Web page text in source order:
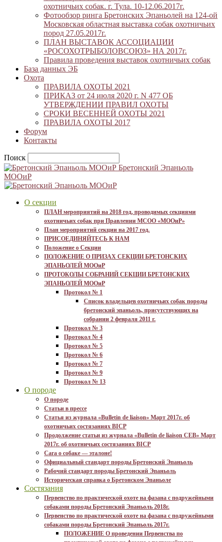
охотничьих собак. г. Тула. 10-12.06.2017г.
Фотообзор ринга Бретонских Эпаньолей на 124-ой
Московская областная выставка собак охотничьих
пород 27.05.2017г.
ПЛАН ВЫСТАВОК АССОЦИАЦИИ
«РОСОХОТРЫБОЛОВСОЮЗ» НА 2017г.
Правила проведения выставок охотничьих собак
База данных ЭБ
Охота
ПРАВИЛА ОХОТЫ 2021
ПРИКАЗ от 24 июля 2020 г. N 477 ОБ
УТВЕРЖДЕНИИ ПРАВИЛ ОХОТЫ
СРОКИ ВЕСЕННЕЙ ОХОТЫ 2021
ПРАВИЛА ОХОТЫ 2017
Форум
Контакты
Поиск
Бретонский Эпаньоль
МООиР
О секции
ПЛАН мероприятий на 2018 год, проводимых секциями
охотничьих собак при Правлении МСОО «МООиР»
План мероприятий секции на 2017 год.
ПРИСОЕДИНЯЙТЕСЬ К НАМ
Положение о Секции
ПОЛОЖЕНИЕ О ПРИЗАХ СЕКЦИИ БРЕТОНСКИХ
ЭПАНЬОЛЕЙ МООиР
ПРОТОКОЛЫ СОБРАНИЙ СЕКЦИИ БРЕТОНСКИХ
ЭПАНЬОЛЕЙ МООиР
Протокол № 1
Список владельцев охотничьих собак породы
бретонский эпаньоль, присутствующих на
собрании 2 февраля 2011 г.
Протокол № 3
Протокол № 4
Протокол № 5
Протокол № 6
Протокол № 7
Протокол № 9
Протокол № 13
О породе
О породе
Статьи в прессе
Статья из журнала «Bulletin de liaison» Март 2017г. об
охотничьих состязаниях BICP
Продолжение статьи из журнала «Bulletin de liaison CEB» Март
2017г. об охотничьих состязаниях BICP
Сага о собаке — эталоне!
Официальный стандарт породы Бретонский Эпаньоль
Рабочий стандарт породы Бретонский Эпаньоль
Историческая справка о Бретонском Эпаньоле
Состязания
Первенство по практической охоте на фазана с подружейными
собаками породы Бретонский Эпаньоль 2018г.
Первенство по практической охоте на фазана с подружейными
собаками породы Бретонский Эпаньоль 2017г.
ПОЛОЖЕНИЕ О проведении Первенства по